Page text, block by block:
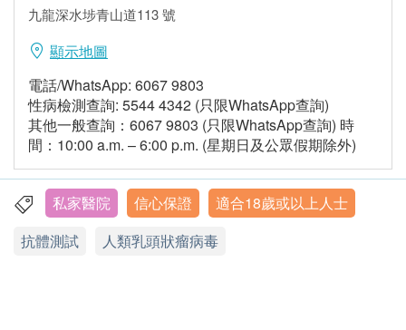
九龍深水埗青山道113 號
顯示地圖
電話/WhatsApp: 6067 9803
性病檢測查詢: 5544 4342 (只限WhatsApp查詢)
其他一般查詢：6067 9803 (只限WhatsApp查詢) 時
間：10:00 a.m. – 6:00 p.m. (星期日及公眾假期除外)
私家醫院 信心保證
適合18歲或以上人士
抗體測試
人類乳頭狀瘤病毒